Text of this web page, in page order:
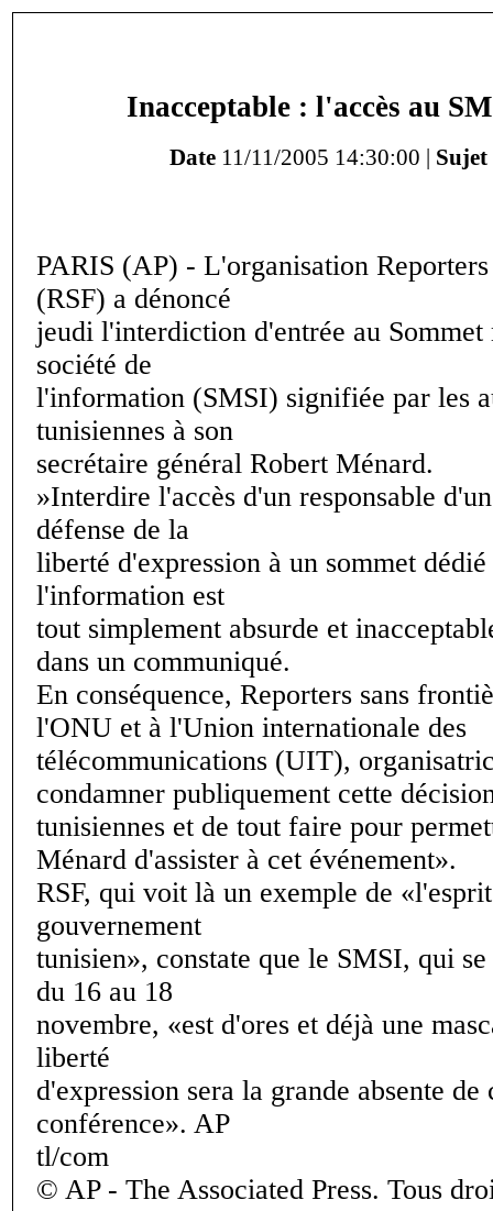
Inacceptable : l'accès au
Date 11/11/2005 14:30:00 | Sujet
PARIS (AP) - L'organisation
(RSF) a dénoncé
jeudi l'interdiction d'entrée au
société de
l'information (SMSI) signifiée par les
tunisiennes à son
secrétaire général Robert Ménard.
»Interdire l'accès d'un responsable
défense de la
liberté d'expression à un sommet
l'information est
tout simplement absurde et
dans un communiqué.
En conséquence, Reporters sans
l'ONU et à l'Union internationale des
télécommunications (UIT),
condamner publiquement cette
tunisiennes et de tout faire pour
Ménard d'assister à cet événement».
RSF, qui voit là un exemple de
gouvernement
tunisien», constate que le SMSI, qui
du 16 au 18
novembre, «est d'ores et déjà une
liberté
d'expression sera la grande absente de
conférence». AP
tl/com
© AP - The Associated Press. Tous